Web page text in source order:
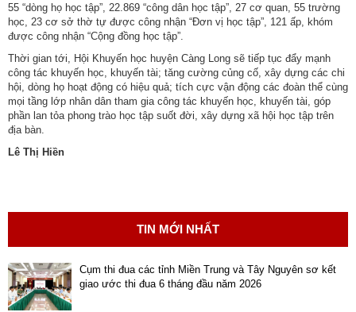
55 “dòng họ học tập”, 22.869 “công dân học tập”, 27 cơ quan, 55 trường
học, 23 cơ sở thờ tự được công nhận “Đơn vị học tập”, 121 ấp, khóm
được công nhận “Cộng đồng học tập”.
Thời gian tới, Hội Khuyến học huyện Càng Long sẽ tiếp tục đẩy mạnh
công tác khuyến học, khuyến tài; tăng cường củng cố, xây dựng các chi
hội, dòng họ hoạt động có hiệu quả; tích cực vận động các đoàn thể cùng
mọi tầng lớp nhân dân tham gia công tác khuyến học, khuyến tài, góp
phần lan tỏa phong trào học tập suốt đời, xây dựng xã hội học tập trên
địa bàn.
Lê Thị Hiền
TIN MỚI NHẤT
Cụm thi đua các tỉnh Miền Trung và Tây Nguyên sơ kết
giao ước thi đua 6 tháng đầu năm 2026